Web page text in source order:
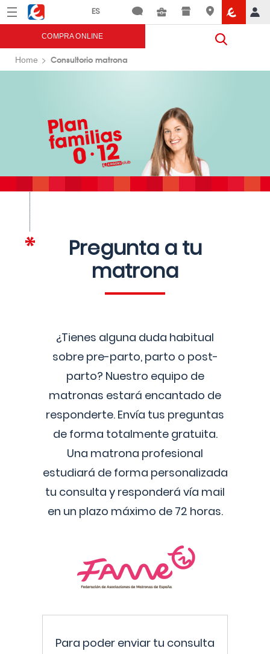
Menú Eroski
COMPRA ONLINE
Home Consultorio matrona
Pregunta a tu
matrona
¿Tienes alguna duda habitual
sobre pre-parto, parto o post-
parto? Nuestro equipo de
matronas estará encantado de
responderte. Envía tus preguntas
de forma totalmente gratuita.
Una matrona profesional
estudiará de forma personalizada
tu consulta y responderá vía mail
en un plazo máximo de 72 horas.
Para poder enviar tu consulta